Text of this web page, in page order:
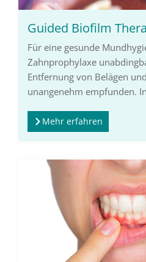
Guided Biofilm
Für eine gesunde
Zahnprophylaxe
Entfernung von Belägen
unangenehm empfunden.
Mehr erfahren